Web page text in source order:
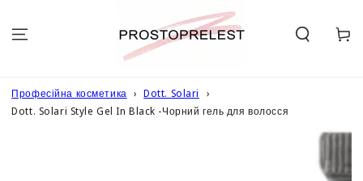
Кошик
Професійна косметика
Dott. Solari
Dott. Solari Style Gel In Black -Чорний гель для волосся